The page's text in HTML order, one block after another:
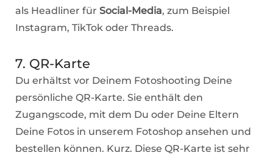
als Headliner für Social-Media, zum Beispiel
Instagram, TikTok oder Threads.
7. QR-Karte
Du erhältst vor Deinem Fotoshooting Deine
persönliche QR-Karte. Sie enthält den
Zugangscode, mit dem Du oder Deine Eltern
Deine Fotos in unserem Fotoshop ansehen und
bestellen können. Kurz. Diese QR-Karte ist sehr